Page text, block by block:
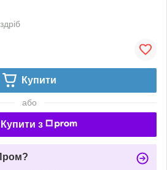
Купити
або
Купити з